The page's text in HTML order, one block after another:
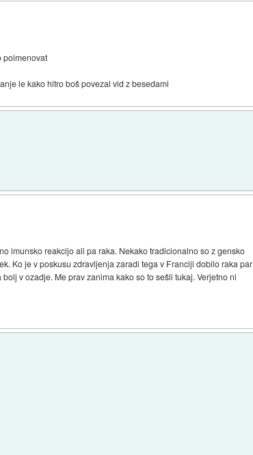
poimenovat
le kako hitro boš povezal vid z besedami
imunsko reakcijo ali pa raka. Nekako tradicionalno so z gensko
Ko je v poskusu zdravljenja zaradi tega v Franciji dobilo raka par
v ozadje. Me prav zanima kako so to sešli tukaj. Verjetno ni